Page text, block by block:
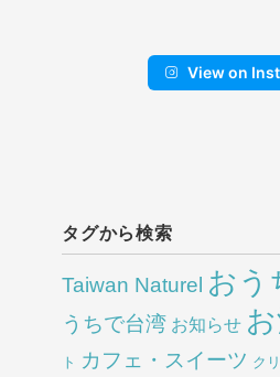
View on
タグから検索
Taiwan Naturel おう
うちで台湾 お知らせ
ト カフェ・スイーツ ク